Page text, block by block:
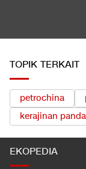
TOPIK TERKAIT
petrochina
kerajinan
EKOPEDIA